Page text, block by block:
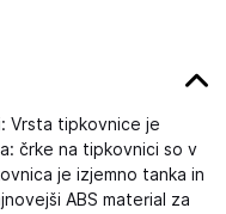
Vrsta tipkovnice je
črke na tipkovnici so v
je izjemno tanka in
ABS material za